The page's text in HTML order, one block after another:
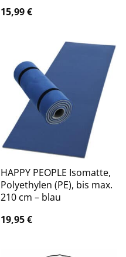
15,99€
HAPPY PEOPLE Isomatte,
Polyethylen (PE), bis max.
210 cm – blau
19,95€